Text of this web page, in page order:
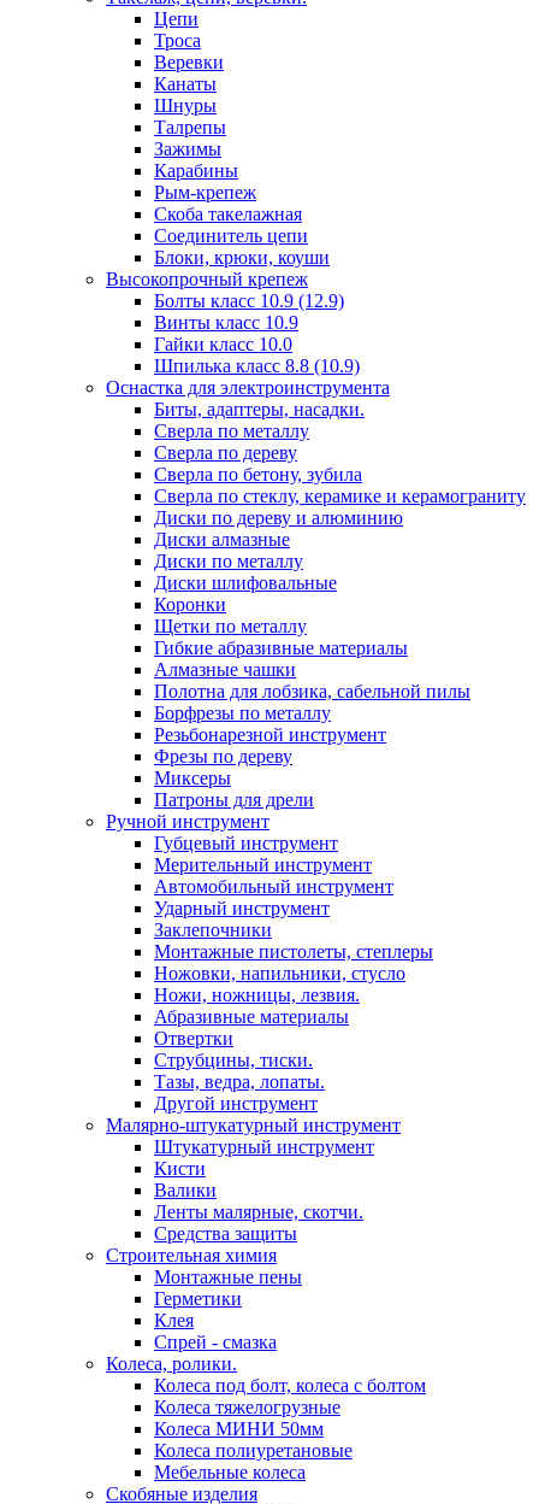
Цепи
Троса
Веревки
Канаты
Шнуры
Талрепы
Зажимы
Карабины
Рым-крепеж
Скоба такелажная
Соединитель цепи
Блоки, крюки, коуши
Высокопрочный крепеж
Болты класс 10.9 (12.9)
Винты класс 10.9
Гайки класс 10.0
Шпилька класс 8.8 (10.9)
Оснастка для электроинструмента
Биты, адаптеры, насадки.
Сверла по металлу
Сверла по дереву
Сверла по бетону, зубила
Сверла по стеклу, керамике и керамограниту
Диски по дереву и алюминию
Диски алмазные
Диски по металлу
Диски шлифовальные
Коронки
Щетки по металлу
Гибкие абразивные материалы
Алмазные чашки
Полотна для лобзика, сабельной пилы
Борфрезы по металлу
Резьбонарезной инструмент
Фрезы по дереву
Миксеры
Патроны для дрели
Ручной инструмент
Губцевый инструмент
Мерительный инструмент
Автомобильный инструмент
Ударный инструмент
Заклепочники
Монтажные пистолеты, степлеры
Ножовки, напильники, стусло
Ножи, ножницы, лезвия.
Абразивные материалы
Отвертки
Cтрубцины, тиски.
Тазы, ведра, лопаты.
Другой инструмент
Малярно-штукатурный инструмент
Штукатурный инструмент
Кисти
Валики
Ленты малярные, скотчи.
Средства защиты
Строительная химия
Монтажные пены
Герметики
Клея
Спрей - смазка
Колеса, ролики.
Колеса под болт, колеса с болтом
Колеса тяжелогрузные
Колеса МИНИ 50мм
Колеса полиуретановые
Мебельные колеса
Скобяные изделия